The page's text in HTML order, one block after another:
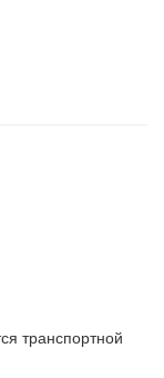
транспортной